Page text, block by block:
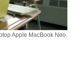
Apple MacBook Neo.